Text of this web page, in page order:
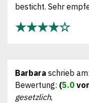
besticht. Sehr
★★★★☆
Barbara schrieb am:
Bewertung: (5.0
gesetzlich,